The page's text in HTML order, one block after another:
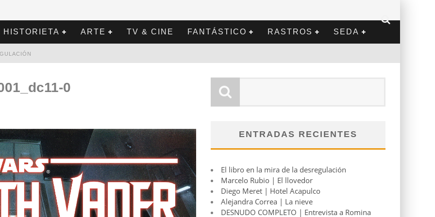
HISTORIETA ARTE TV & CINE FANTÁSTICO RASTROS SEDA
0
ENTRADAS RECIENTES
El libro en la mira de la desregulación
Marcelo Rubio | El llovedor
Diego Meret | Hotel Acapulco
Alejandra Correa | La nieve
DESNUDO COMPLETO | Entrevista a Romina